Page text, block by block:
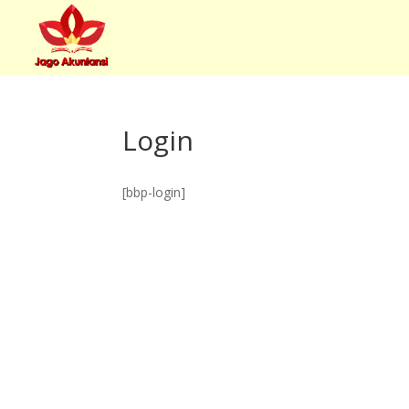
Login
[bbp-login]